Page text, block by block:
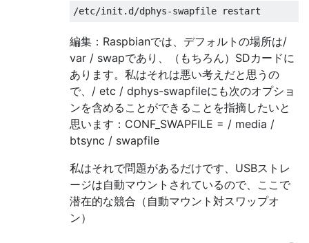
編集：Raspbianでは、デフォルトの場所は/
var / swapであり、（もちろん）SDカードに
あります。私はそれは悪い考えだと思うの
で、/ etc / dphys-swapfileにも次のオプショ
ンを含めることができることを指摘したいと
思います：CONF_SWAPFILE = / media /
btsync / swapfile
私はそれで問題があるだけです、USBストレ
ージは自動マウントされているので、ここで
潜在的な競合（自動マウント対スワップオ
ン）